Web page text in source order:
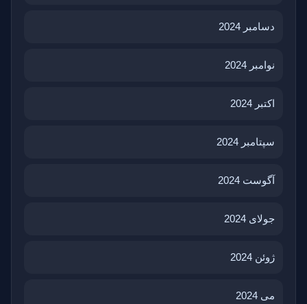
دسامبر 2024
نوامبر 2024
اکتبر 2024
سپتامبر 2024
آگوست 2024
جولای 2024
ژوئن 2024
می 2024